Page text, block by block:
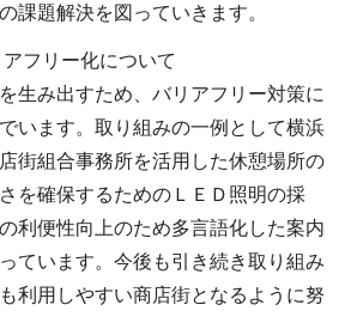
課題解決を図っていきます。
アフリー化について
生み出すため、バリアフリー対策に
います。取り組みの一例として横浜
街組合事務所を活用した休憩場所の
を確保するためのＬＥＤ照明の採
利便性向上のため多言語化した案内
ています。今後も引き続き取り組み
利用しやすい商店街となるように努